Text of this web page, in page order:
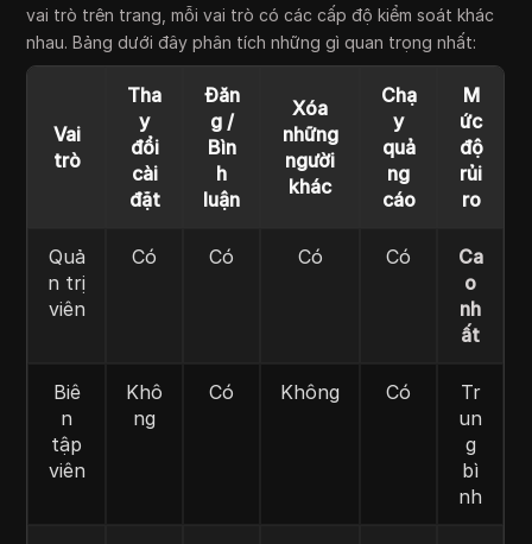
vai trò trên trang, mỗi vai trò có các cấp độ kiểm soát khác
nhau. Bảng dưới đây phân tích những gì quan trọng nhất:
Vai
trò
Tha
y
đổi
cài
đặt
Đăn
g /
Bìn
h
luận
Xóa
những
người
khác
Chạ
y
quả
ng
cáo
M
ức
độ
rủi
ro
Quả
n trị
viên
Có Có Có Có
Ca
o
nh
ất
Biê
n
tập
viên
Khô
ng
Có Không Có
Tr
un
g
bì
nh